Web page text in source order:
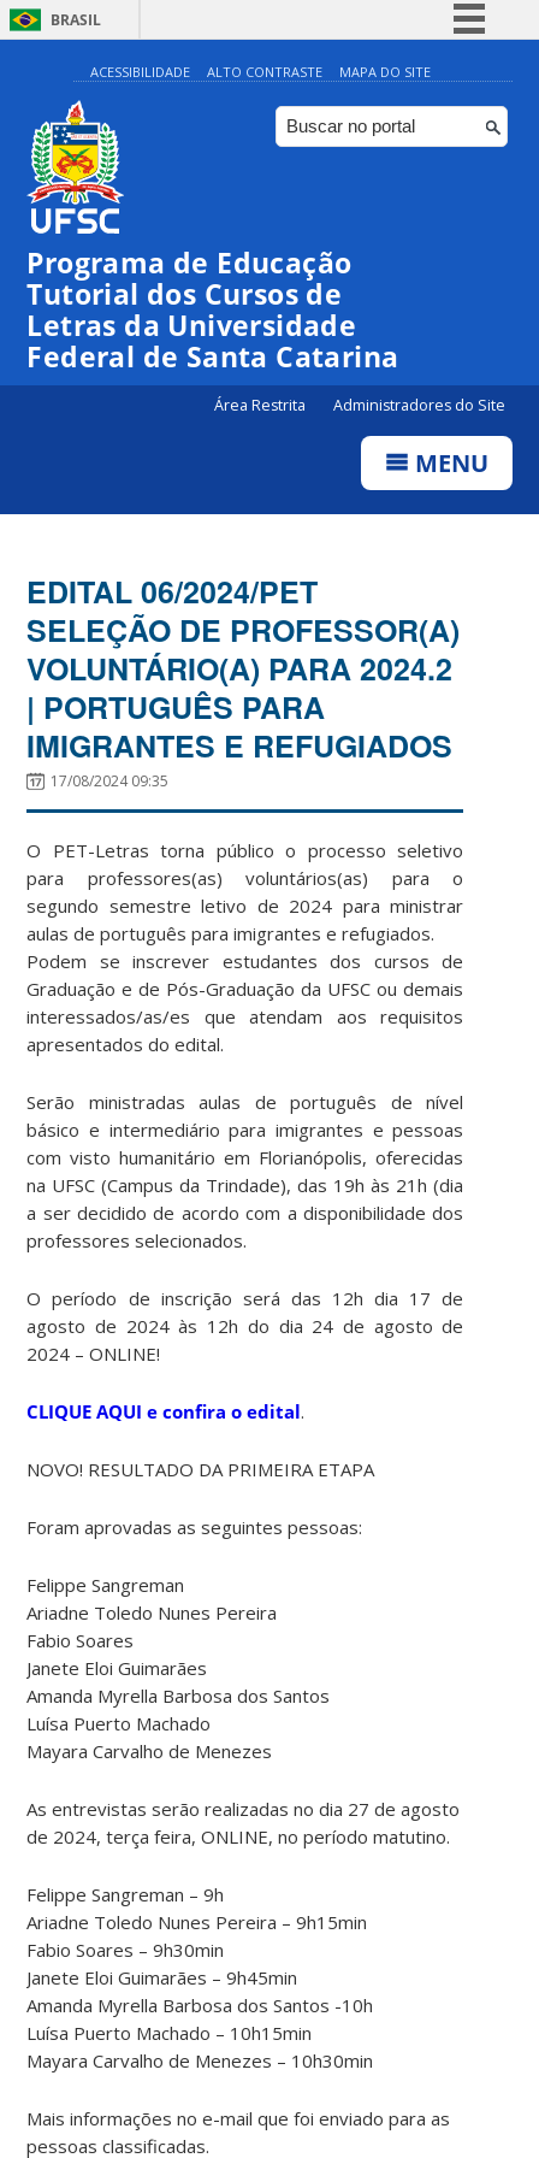
BRASIL
Simplifique!
Comunica BR
Participe
ACESSIBILIDADE ALTO CONTRASTE MAPA DO SITE
Programa de Educação
Tutorial dos Cursos de
Letras da Universidade
Federal de Santa Catarina
Área Restrita Administradores do Site
MENU
EDITAL 06/2024/PET
SELEÇÃO DE PROFESSOR(A)
VOLUNTÁRIO(A) PARA 2024.2
| PORTUGUÊS PARA
IMIGRANTES E REFUGIADOS
17/08/2024 09:35
O PET-Letras torna público o processo seletivo
para professores(as) voluntários(as) para o
segundo semestre letivo de 2024 para ministrar
aulas de português para imigrantes e refugiados.
Podem se inscrever estudantes dos cursos de
Graduação e de Pós-Graduação da UFSC ou demais
interessados/as/es que atendam aos requisitos
apresentados do edital.
Serão ministradas aulas de português de nível
básico e intermediário para imigrantes e pessoas
com visto humanitário em Florianópolis, oferecidas
na UFSC (Campus da Trindade), das 19h às 21h (dia
a ser decidido de acordo com a disponibilidade dos
professores selecionados.
O período de inscrição será das 12h dia 17 de
agosto de 2024 às 12h do dia 24 de agosto de
2024 – ONLINE!
CLIQUE AQUI e confira o edital.
NOVO! RESULTADO DA PRIMEIRA ETAPA
Foram aprovadas as seguintes pessoas:
Felippe Sangreman
Ariadne Toledo Nunes Pereira
Fabio Soares
Janete Eloi Guimarães
Amanda Myrella Barbosa dos Santos
Luísa Puerto Machado
Mayara Carvalho de Menezes
As entrevistas serão realizadas no dia 27 de agosto
de 2024, terça feira, ONLINE, no período matutino.
Felippe Sangreman – 9h
Ariadne Toledo Nunes Pereira – 9h15min
Fabio Soares – 9h30min
Janete Eloi Guimarães – 9h45min
Amanda Myrella Barbosa dos Santos -10h
Luísa Puerto Machado – 10h15min
Mayara Carvalho de Menezes – 10h30min
Mais informações no e-mail que foi enviado para as
pessoas classificadas.